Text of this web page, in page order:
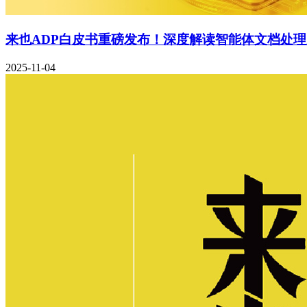
来也ADP白皮书重磅发布！深度解读智能体文档处
2025-11-04